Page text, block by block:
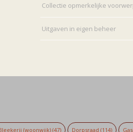
Collectie opmerkelijke
Uitgaven in eigen beheer
(woonwijk)(47) Dorpsraad (114)